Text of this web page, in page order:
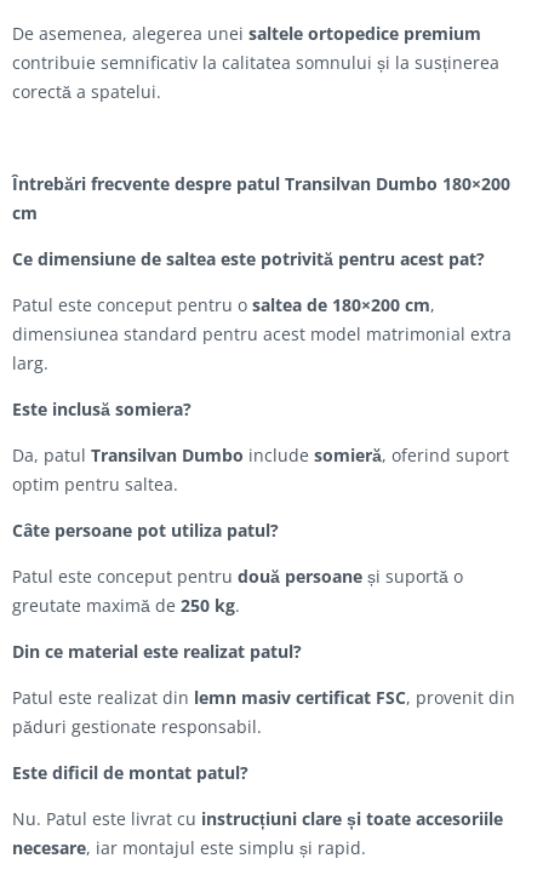
De asemenea, alegerea unei saltele ortopedice premium
contribuie semnificativ la calitatea somnului și la susținerea
corectă a spatelui.
Întrebări frecvente despre patul Transilvan Dumbo 180×200
cm
Ce dimensiune de saltea este potrivită pentru acest pat?
Patul este conceput pentru o saltea de 180×200 cm,
dimensiunea standard pentru acest model matrimonial extra
larg.
Este inclusă somiera?
Da, patul Transilvan Dumbo include somieră, oferind suport
optim pentru saltea.
Câte persoane pot utiliza patul?
Patul este conceput pentru două persoane și suportă o
greutate maximă de 250 kg.
Din ce material este realizat patul?
Patul este realizat din lemn masiv certificat FSC, provenit din
păduri gestionate responsabil.
Este dificil de montat patul?
Nu. Patul este livrat cu instrucțiuni clare și toate accesoriile
necesare, iar montajul este simplu și rapid.